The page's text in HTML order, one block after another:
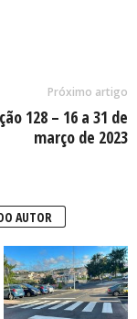
Próximo artigo
128 – 16 a 31 de
março de 2023
AUTOR